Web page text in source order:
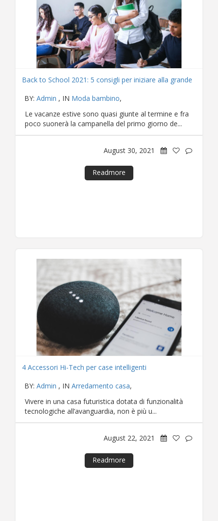
Back to School 2021: 5 consigli per iniziare alla grande
BY: Admin , IN Moda bambino,
Le vacanze estive sono quasi giunte al termine e fra
poco suonerà la campanella del primo giorno de...
August 30, 2021
Readmore
4 Accessori Hi-Tech per case intelligenti
BY: Admin , IN Arredamento casa,
Vivere in una casa futuristica dotata di funzionalità
tecnologiche all’avanguardia, non è più u...
August 22, 2021
Readmore